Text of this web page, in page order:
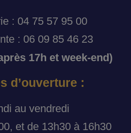
: 04 75 57 95 00
: 06 09 85 46 23
17h et week-end)
d’ouverture :
au vendredi
et de 13h30 à 16h30